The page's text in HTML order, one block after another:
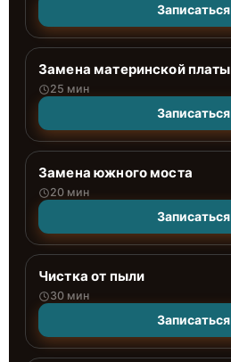
Записаться
Замена материнской платы
25 мин
Записаться
Замена южного моста
20 мин
Записаться
Чистка от пыли
30 мин
Записаться